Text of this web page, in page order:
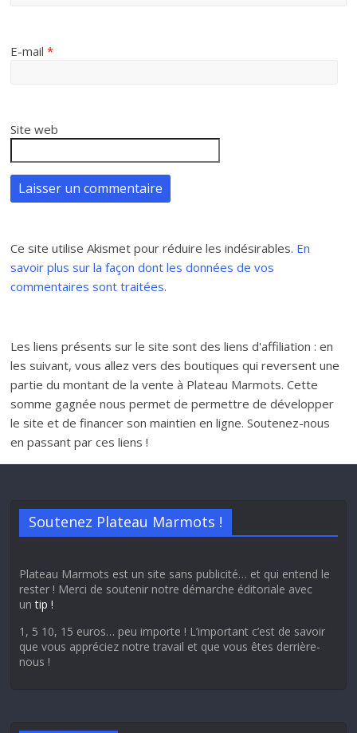
E-mail*
Site web
Ce site utilise Akismet pour réduire les indésirables. En
savoir plus sur la façon dont les données de vos
commentaires sont traitées.
Les liens présents sur le site sont des liens d'affiliation : en
les suivant, vous allez vers des boutiques qui reversent une
partie du montant de la vente à Plateau Marmots. Cette
somme gagnée nous permet de permettre de développer
le site et de financer son maintien en ligne. Soutenez-nous
en passant par ces liens !
Soutenez Plateau Marmots !
Plateau Marmots est un site sans publicité… et qui entend le
rester ! Merci de soutenir notre démarche éditoriale avec
untip !
1, 5 10, 15 euros… peu importe ! L’important c’est de savoir
que vous appréciez notre travail et que vous êtes derrière-
nous !